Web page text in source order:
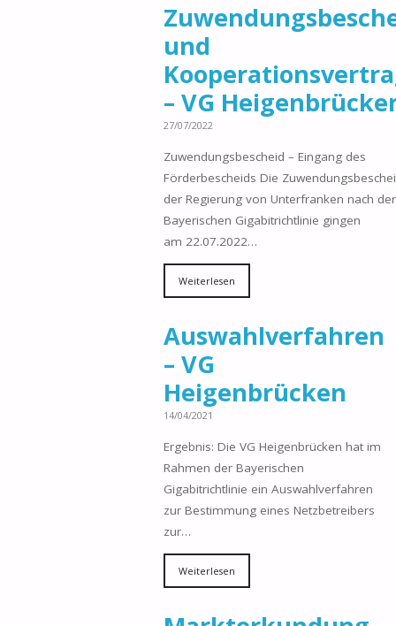
und
– VG
27/07/2022
Zuwendungsbescheid – Eingang des
Förderbescheids Die
der Regierung von Unterfranken nach der
Bayerischen Gigabitrichtlinie gingen
am 22.07.2022…
Weiterlesen
Auswahlverfahren
– VG
Heigenbrücken
14/04/2021
Ergebnis: Die VG Heigenbrücken hat im
Rahmen der Bayerischen
Gigabitrichtlinie ein Auswahlverfahren
zur Bestimmung eines Netzbetreibers
zur…
Weiterlesen